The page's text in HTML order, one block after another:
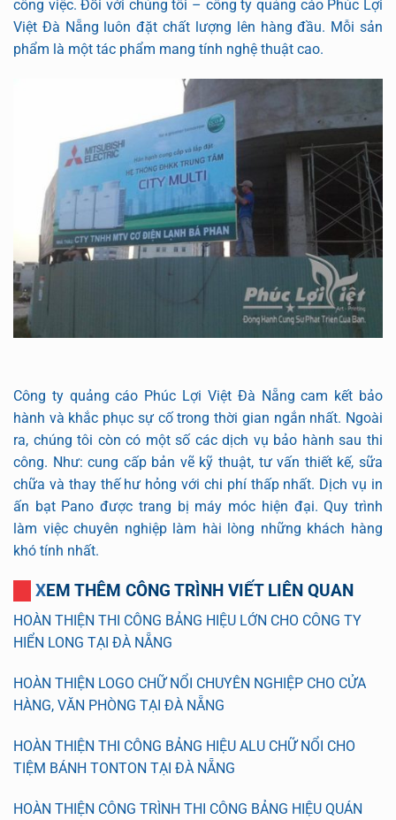
công việc. Đối với chúng tôi – công ty quảng cáo Phúc Lợi
Việt Đà Nẵng luôn đặt chất lượng lên hàng đầu. Mỗi sản
phẩm là một tác phẩm mang tính nghệ thuật cao.
Công ty quảng cáo Phúc Lợi Việt Đà Nẵng cam kết bảo
hành và khắc phục sự cố trong thời gian ngắn nhất. Ngoài
ra, chúng tôi còn có một số các dịch vụ bảo hành sau thi
công. Như: cung cấp bản vẽ kỹ thuật, tư vấn thiết kế, sữa
chữa và thay thế hư hỏng với chi phí thấp nhất. Dịch vụ in
ấn bạt Pano được trang bị máy móc hiện đại. Quy trình
làm việc chuyên nghiệp làm hài lòng những khách hàng
khó tính nhất.
XEM THÊM CÔNG TRÌNH VIẾT LIÊN QUAN
HOÀN THIỆN THI CÔNG BẢNG HIỆU LỚN CHO CÔNG TY
HIỂN LONG TẠI ĐÀ NẴNG
HOÀN THIỆN LOGO CHỮ NỔI CHUYÊN NGHIỆP CHO CỬA
HÀNG, VĂN PHÒNG TẠI ĐÀ NẴNG
HOÀN THIỆN THI CÔNG BẢNG HIỆU ALU CHỮ NỔI CHO
TIỆM BÁNH TONTON TẠI ĐÀ NẴNG
HOÀN THIỆN CÔNG TRÌNH THI CÔNG BẢNG HIỆU QUÁN